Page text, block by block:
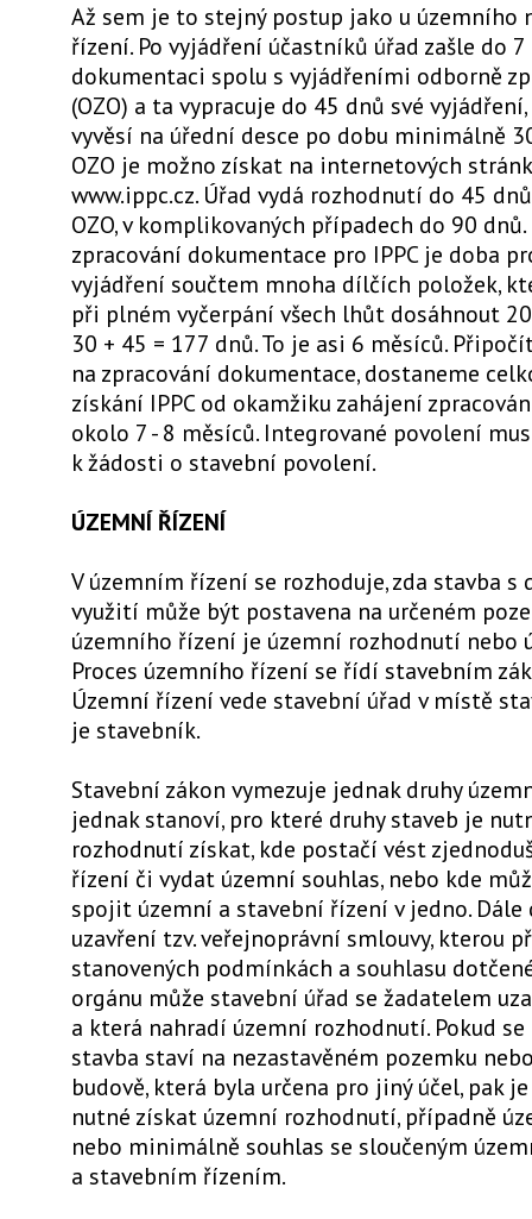
Až sem je to stejný postup jako u územního
řízení. Po vyjádření účastníků úřad zašle do 7
dokumentaci spolu s vyjádřeními odborně
(OZO) a ta vypracuje do 45 dnů své
vyvěsí na úřední desce po dobu minimálně
OZO je možno získat na internetových
www.ippc.cz. Úřad vydá rozhodnutí do 45
OZO, v komplikovaných případech do 90
zpracování dokumentace pro IPPC je doba
vyjádření součtem mnoha dílčích položek,
při plném vyčerpání všech lhůt dosáhnout
30 + 45 = 177 dnů. To je asi 6 měsíců.
na zpracování dokumentace, dostaneme
získání IPPC od okamžiku zahájení
okolo 7 - 8 měsíců. Integrované povolení
k žádosti o stavební povolení.
ÚZEMNÍ ŘÍZENÍ
V územním řízení se rozhoduje, zda stavba s
využití může být postavena na určeném
územního řízení je územní rozhodnutí nebo
Proces územního řízení se řídí stavebním
Územní řízení vede stavební úřad v místě
je stavebník.
Stavební zákon vymezuje jednak druhy
jednak stanoví, pro které druhy staveb je
rozhodnutí získat, kde postačí vést
řízení či vydat územní souhlas, nebo kde
spojit územní a stavební řízení v jedno. Dále
uzavření tzv. veřejnoprávní smlouvy, kterou
stanovených podmínkách a souhlasu
orgánu může stavební úřad se žadatelem
a která nahradí územní rozhodnutí. Pokud
stavba staví na nezastavěném pozemku
budově, která byla určena pro jiný účel, pak
nutné získat územní rozhodnutí, případně
nebo minimálně souhlas se sloučeným
a stavebním řízením.